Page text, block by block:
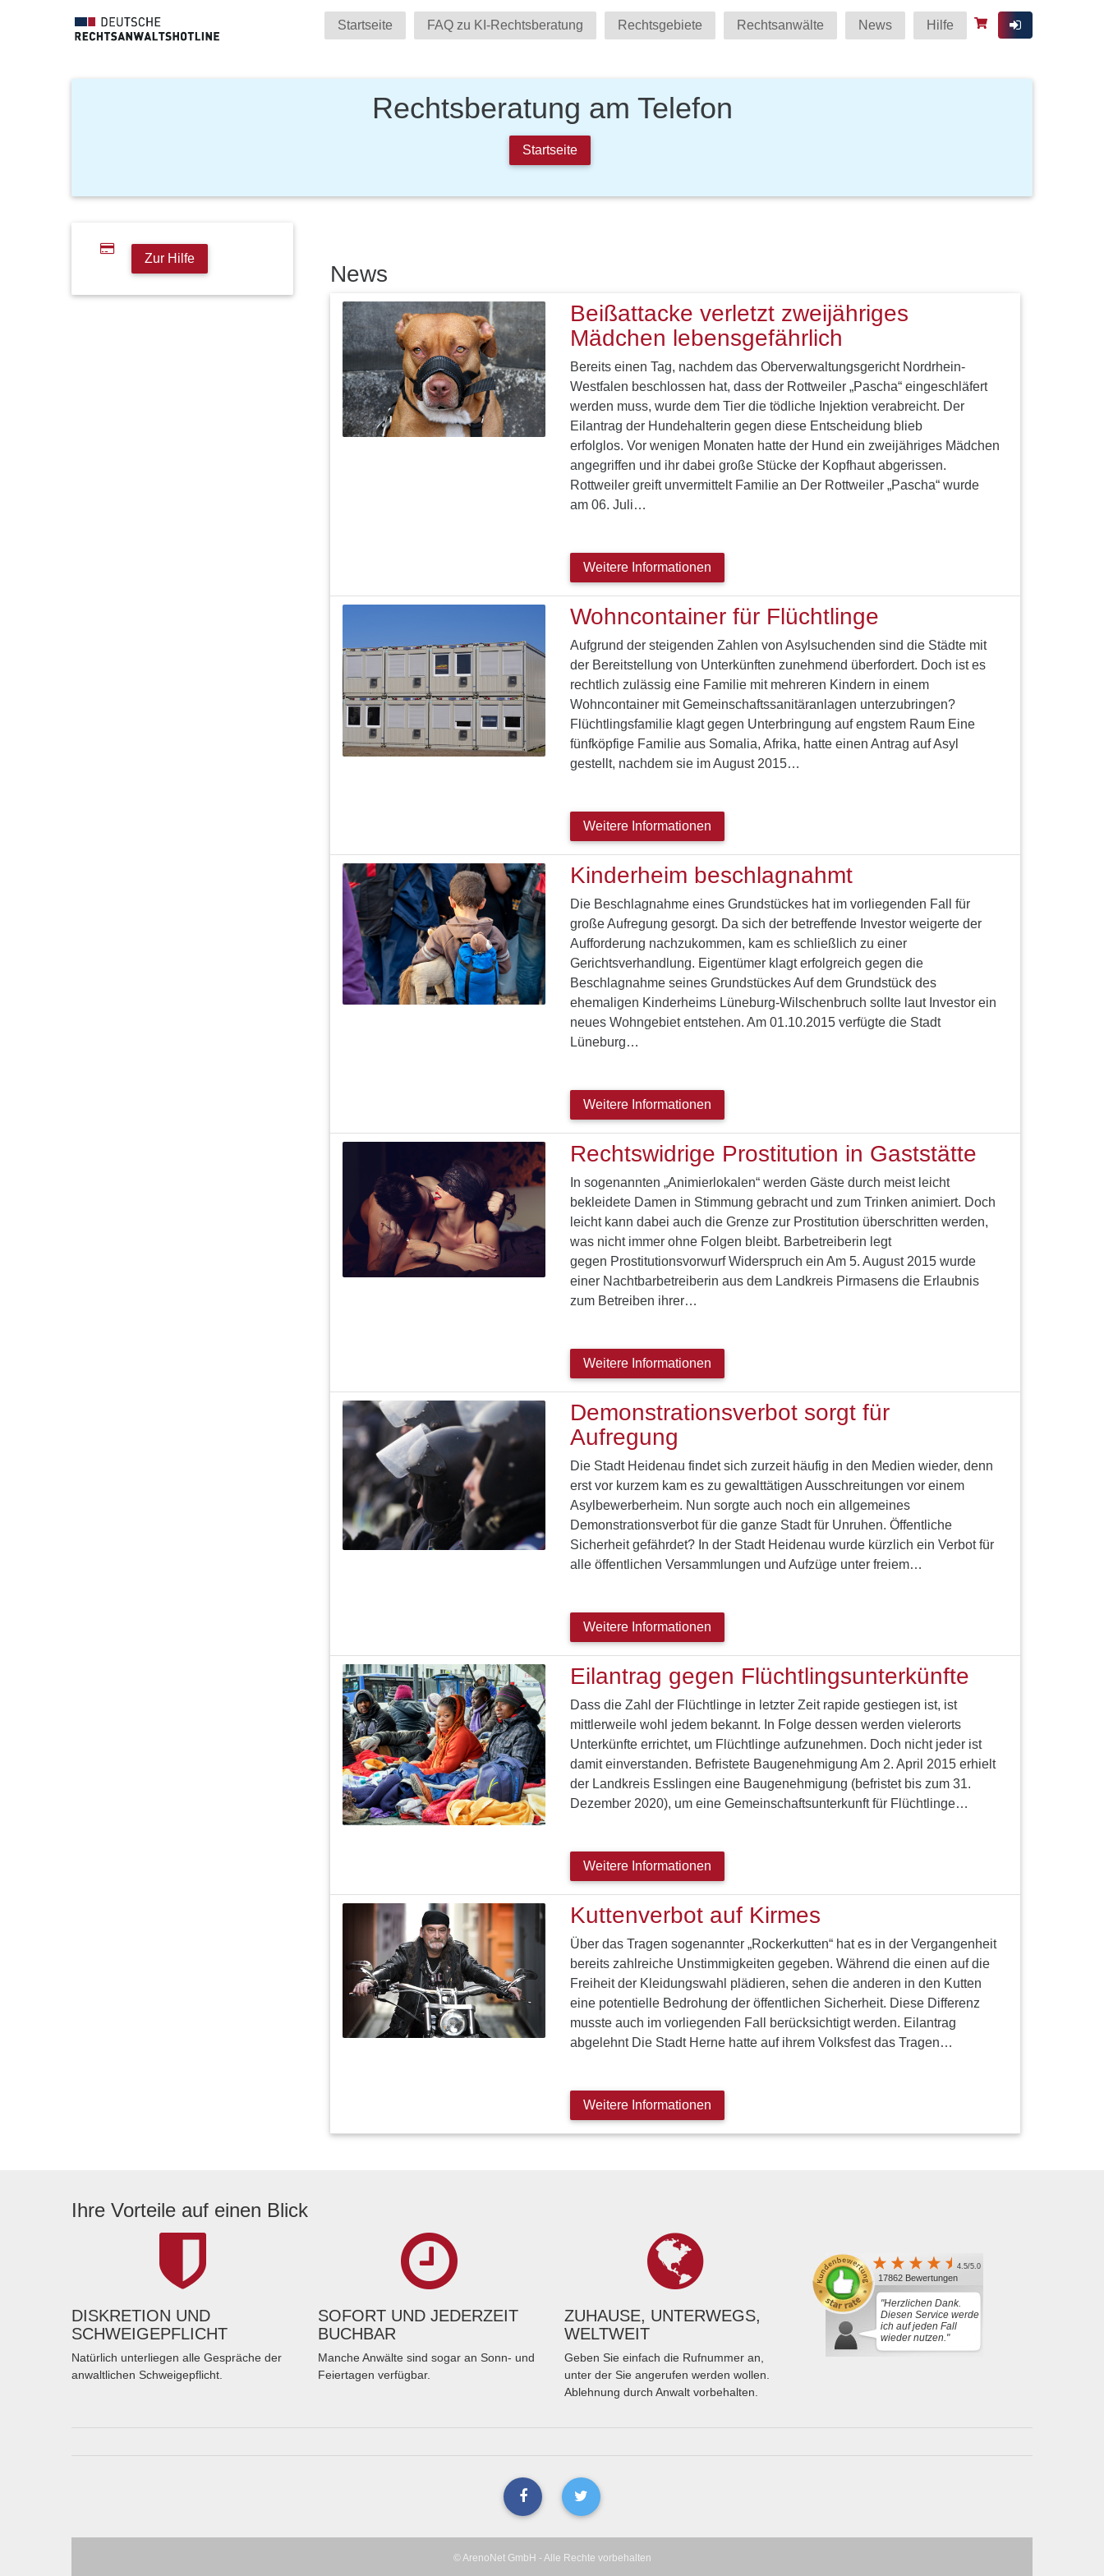
Startseite FAQ zu KI-Rechtsberatung Rechtsgebiete Rechtsanwälte News Hilfe
Rechtsberatung am Telefon
Startseite
Zur Hilfe
News
Beißattacke verletzt zweijähriges
Mädchen lebensgefährlich
Bereits einen Tag, nachdem das Oberverwaltungsgericht Nordrhein-
Westfalen beschlossen hat, dass der Rottweiler „Pascha“ eingeschläfert
werden muss, wurde dem Tier die tödliche Injektion verabreicht. Der
Eilantrag der Hundehalterin gegen diese Entscheidung blieb
erfolglos. Vor wenigen Monaten hatte der Hund ein zweijähriges Mädchen
angegriffen und ihr dabei große Stücke der Kopfhaut abgerissen.
Rottweiler greift unvermittelt Familie an Der Rottweiler „Pascha“ wurde
am 06. Juli…
Weitere Informationen
Wohncontainer für Flüchtlinge
Aufgrund der steigenden Zahlen von Asylsuchenden sind die Städte mit
der Bereitstellung von Unterkünften zunehmend überfordert. Doch ist es
rechtlich zulässig eine Familie mit mehreren Kindern in einem
Wohncontainer mit Gemeinschaftssanitäranlagen unterzubringen?
Flüchtlingsfamilie klagt gegen Unterbringung auf engstem Raum Eine
fünfköpfige Familie aus Somalia, Afrika, hatte einen Antrag auf Asyl
gestellt, nachdem sie im August 2015…
Weitere Informationen
Kinderheim beschlagnahmt
Die Beschlagnahme eines Grundstückes hat im vorliegenden Fall für
große Aufregung gesorgt. Da sich der betreffende Investor weigerte der
Aufforderung nachzukommen, kam es schließlich zu einer
Gerichtsverhandlung. Eigentümer klagt erfolgreich gegen die
Beschlagnahme seines Grundstückes Auf dem Grundstück des
ehemaligen Kinderheims Lüneburg-Wilschenbruch sollte laut Investor ein
neues Wohngebiet entstehen. Am 01.10.2015 verfügte die Stadt
Lüneburg…
Weitere Informationen
Rechtswidrige Prostitution in Gaststätte
In sogenannten „Animierlokalen“ werden Gäste durch meist leicht
bekleidete Damen in Stimmung gebracht und zum Trinken animiert. Doch
leicht kann dabei auch die Grenze zur Prostitution überschritten werden,
was nicht immer ohne Folgen bleibt. Barbetreiberin legt
gegen Prostitutionsvorwurf Widerspruch ein Am 5. August 2015 wurde
einer Nachtbarbetreiberin aus dem Landkreis Pirmasens die Erlaubnis
zum Betreiben ihrer…
Weitere Informationen
Demonstrationsverbot sorgt für
Aufregung
Die Stadt Heidenau findet sich zurzeit häufig in den Medien wieder, denn
erst vor kurzem kam es zu gewalttätigen Ausschreitungen vor einem
Asylbewerberheim. Nun sorgte auch noch ein allgemeines
Demonstrationsverbot für die ganze Stadt für Unruhen. Öffentliche
Sicherheit gefährdet? In der Stadt Heidenau wurde kürzlich ein Verbot für
alle öffentlichen Versammlungen und Aufzüge unter freiem…
Weitere Informationen
Eilantrag gegen Flüchtlingsunterkünfte
Dass die Zahl der Flüchtlinge in letzter Zeit rapide gestiegen ist, ist
mittlerweile wohl jedem bekannt. In Folge dessen werden vielerorts
Unterkünfte errichtet, um Flüchtlinge aufzunehmen. Doch nicht jeder ist
damit einverstanden. Befristete Baugenehmigung Am 2. April 2015 erhielt
der Landkreis Esslingen eine Baugenehmigung (befristet bis zum 31.
Dezember 2020), um eine Gemeinschaftsunterkunft für Flüchtlinge…
Weitere Informationen
Kuttenverbot auf Kirmes
Über das Tragen sogenannter „Rockerkutten“ hat es in der Vergangenheit
bereits zahlreiche Unstimmigkeiten gegeben. Während die einen auf die
Freiheit der Kleidungswahl plädieren, sehen die anderen in den Kutten
eine potentielle Bedrohung der öffentlichen Sicherheit. Diese Differenz
musste auch im vorliegenden Fall berücksichtigt werden. Eilantrag
abgelehnt Die Stadt Herne hatte auf ihrem Volksfest das Tragen…
Weitere Informationen
Ihre Vorteile auf einen Blick
DISKRETION UND
SCHWEIGEPFLICHT
Natürlich unterliegen alle Gespräche der
anwaltlichen Schweigepflicht.
SOFORT UND JEDERZEIT
BUCHBAR
Manche Anwälte sind sogar an Sonn- und
Feiertagen verfügbar.
ZUHAUSE, UNTERWEGS,
WELTWEIT
Geben Sie einfach die Rufnummer an,
unter der Sie angerufen werden wollen.
Ablehnung durch Anwalt vorbehalten.
4.5/5.0
17862 Bewertungen
"Herzlichen Dank.
Diesen Service werde
ich auf jeden Fall
wieder nutzen."
© ArenoNet GmbH - Alle Rechte vorbehalten